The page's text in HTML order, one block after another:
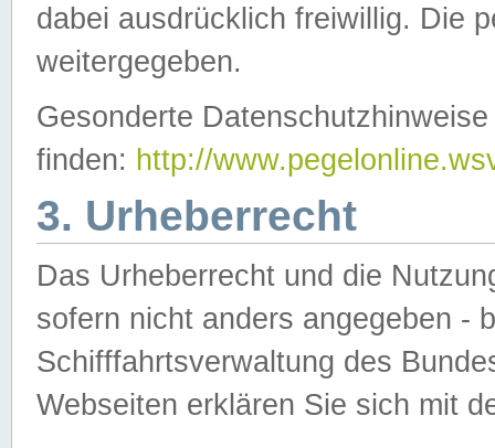
dabei ausdrücklich freiwillig. Die
weitergegeben.
Gesonderte
finden: http://
3. Urheberrecht
Das Urheberrecht und die
sofern nicht anders angegeben -
Schifffahrtsverwaltung des
Webseiten erklären Sie sich mit